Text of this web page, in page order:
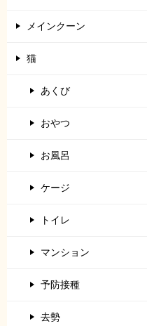
メインクーン
猫
あくび
おやつ
お風呂
ケージ
トイレ
マンション
予防接種
去勢